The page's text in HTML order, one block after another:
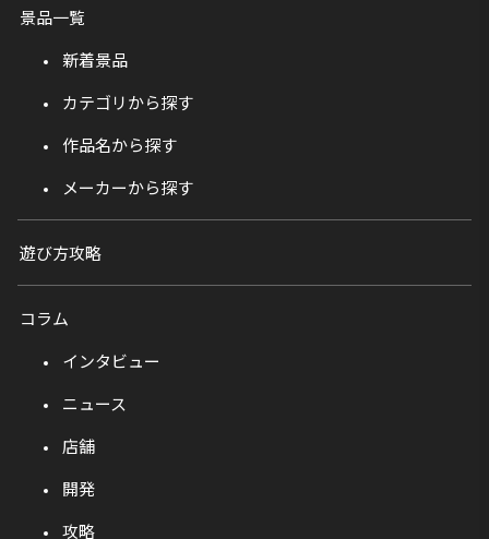
景品一覧
新着景品
カテゴリから探す
作品名から探す
メーカーから探す
遊び方攻略
コラム
インタビュー
ニュース
店舗
開発
攻略